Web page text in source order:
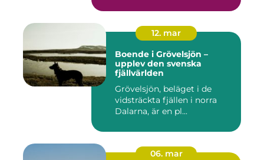
12. mar
Boende i Grövelsjön –
upplev den svenska
fjällvärlden
Grövelsjön, beläget i de
vidsträckta fjällen i norra
Dalarna, är en pl...
06. mar